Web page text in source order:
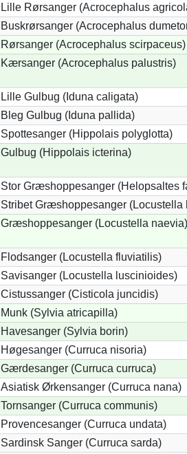
Lille Rørsanger (Acrocephalus
Buskrørsanger (Acrocephalus
Rørsanger (Acrocephalus scirpaceus)
Kærsanger (Acrocephalus palustris)
Lille Gulbug (Iduna caligata)
Bleg Gulbug (Iduna pallida)
Spottesanger (Hippolais polyglotta)
Gulbug (Hippolais icterina)
Stor Græshoppesanger (Helopsaltes
Stribet Græshoppesanger (Locustella
Græshoppesanger (Locustella naevia)
Flodsanger (Locustella fluviatilis)
Savisanger (Locustella luscinioides)
Cistussanger (Cisticola juncidis)
Munk (Sylvia atricapilla)
Havesanger (Sylvia borin)
Høgesanger (Curruca nisoria)
Gærdesanger (Curruca curruca)
Asiatisk Ørkensanger (Curruca nana)
Tornsanger (Curruca communis)
Provencesanger (Curruca undata)
Sardinsk Sanger (Curruca sarda)